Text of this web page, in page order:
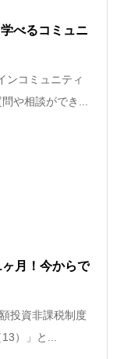
べるコミュニ
ンコミュニティ
や相談ができ...
月！今からで
投資非課税制度
13）」と...